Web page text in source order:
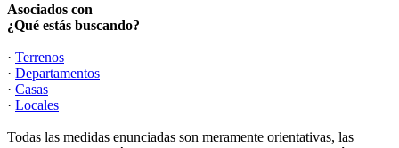
Asociados con
¿Qué estás buscando?
· Terrenos
· Departamentos
· Casas
· Locales
Todas las medidas enunciadas son meramente orientativas, las